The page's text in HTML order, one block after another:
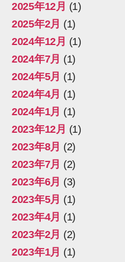
2025年12月 (1)
2025年2月 (1)
2024年12月 (1)
2024年7月 (1)
2024年5月 (1)
2024年4月 (1)
2024年1月 (1)
2023年12月 (1)
2023年8月 (2)
2023年7月 (2)
2023年6月 (3)
2023年5月 (1)
2023年4月 (1)
2023年2月 (2)
2023年1月 (1)